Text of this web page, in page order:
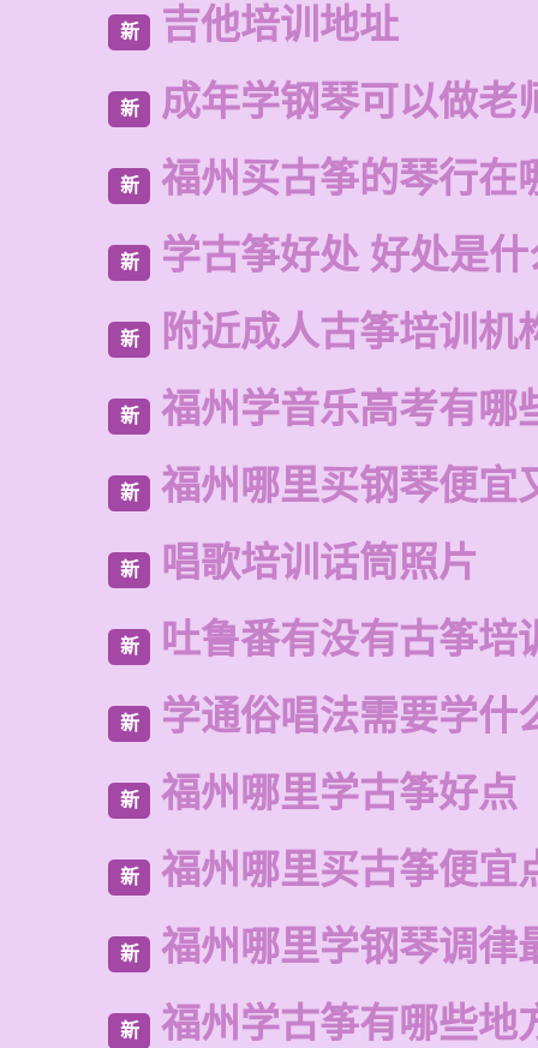
新 吉他培训地址
新 成年学钢琴可以做老
新 福州买古筝的琴行在
新 学古筝好处 好处是什
新 附近成人古筝培训机
新 福州学音乐高考有哪
新 福州哪里买钢琴便宜
新 唱歌培训话筒照片
新 吐鲁番有没有古筝培
新 学通俗唱法需要学什
新 福州哪里学古筝好点
新 福州哪里买古筝便宜
新 福州哪里学钢琴调律
新 福州学古筝有哪些地